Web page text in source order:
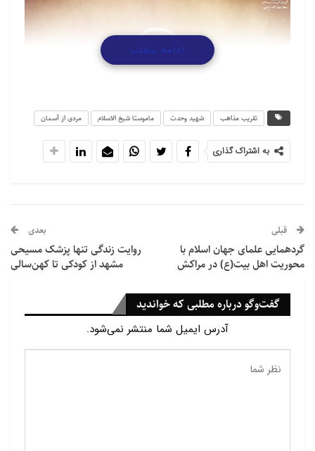
ویدیو
00:00
00:56
ادامه مطلب
تقریب مذاهب شهید وحدت ماموستا شیخ الاسلام مردی از آسمان
به اشتراک گذاری
قبلی
گردهمایی علمای جهان اسلام با
محوریت اهل بیت(ع) در مراکش
بعدی
روایت زندگی تنها پزشک مسیحی
مشهد از کودکی تا کهن‌سالی
گفت‌وگو درباره مطلبی که خواندید
آدرس ایمیل شما منتشر نمی‌شود.